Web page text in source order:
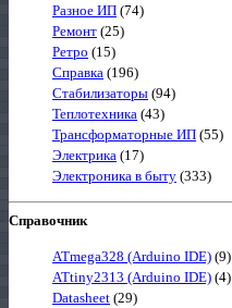
Разное ИП (74)
Ремонт (25)
Ретро (15)
Справка (196)
Стабилизаторы (94)
Теплотехника (43)
Трансформаторные ИП (55)
Электрика (17)
Электроника в быту (333)
Справочник
ATmega328 (Arduino IDE) (9)
ATtiny2313 (Arduino IDE) (4)
Datasheet (29)